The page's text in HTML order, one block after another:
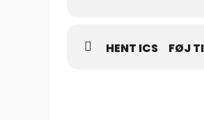
HENT ICS FØJ